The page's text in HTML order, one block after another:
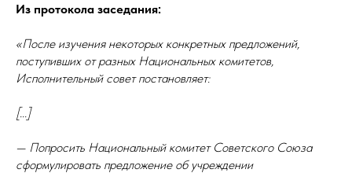
Из протокола заседания:
«После изучения некоторых конкретных предложений,
поступивших от разных Национальных комитетов,
Исполнительный совет постановляет:
[...]
— Попросить Национальный комитет Советского Союза
сформулировать предложение об учреждении